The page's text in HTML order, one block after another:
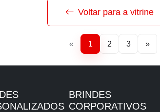
Voltar para a vitrine
« 1 2 3 »
BRINDES
CORPORATIVOS